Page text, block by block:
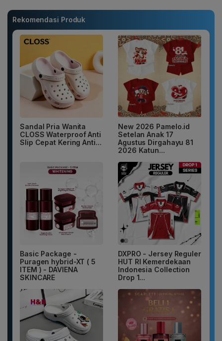
Rekomendasi Produk
Sandal Pria Wanita
CLOSS Waterproof Anti
Slip Cepat Kering Anti...
New 2026 Pamelo.id
Setelan Anak 17
Agustus Dirgahayu 81
2026 Katun...
Basic Package -
Puragen hybrid-XT ( 5
ITEM ) - DAVIENA
SKINCARE
DXPRO - Jersey Reguler
HUT RI Kemerdekaan
Indonesia Collection
Drop 1...